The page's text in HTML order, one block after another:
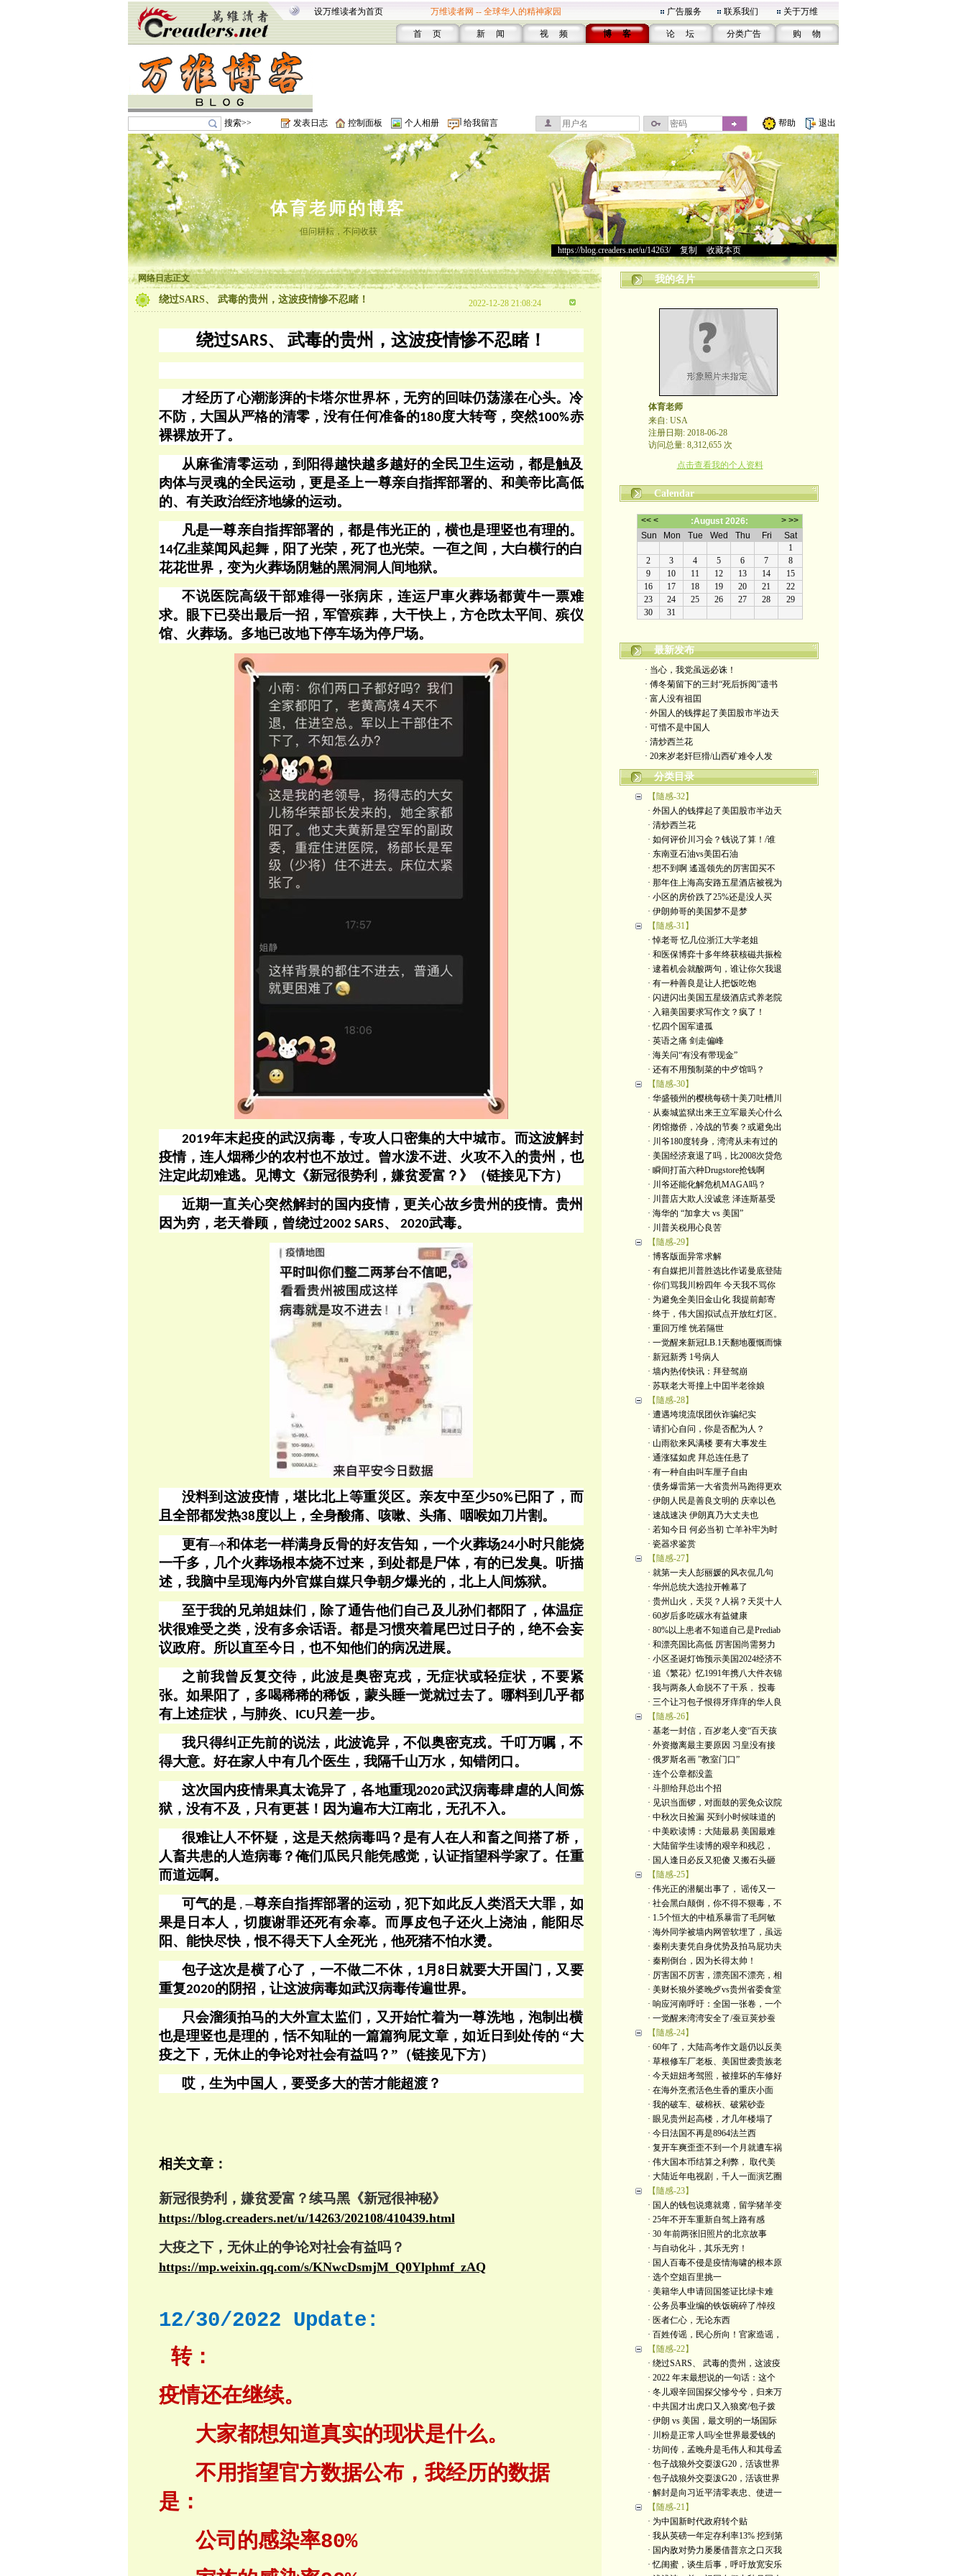
设万维读者为首页 万维读者网 -- 全球华人的精神家园 广告服务 联系我们 关于万维
首 页 新 闻 视 频 博 客 论 坛 分类广告 购 物
搜索>> 发表日志 控制面板 个人相册 给我留言 帮助 退出
体育老师的博客
但问耕耘，不问收获
https://blog.creaders.net/u/14263/> 复制 收藏本页
网络日志正文
绕过SARS、 武毒的贵州，这波疫情惨不忍睹！ 2022-12-28 21:08:24
绕过SARS、 武毒的贵州， 这波疫情惨不忍睹！
才经历了心潮澎湃的卡塔尔世界杯，无穷的回味仍荡漾在心头。冷
不防，大国从严格的清零，没有任何准备的180度大转弯，突然100%赤
裸裸放开了。
从麻雀清零运动，到阳得越快越多越好的全民卫生运动，都是触及
肉体与灵魂的全民运动，更是圣上一尊亲自指挥部署的、和美帝比高低
的、有关政治绖济地缘的运动。
凡是一尊亲自指挥部署的，都是伟光正的，横也是理竖也有理的。
14亿韭菜闻风起舞，阳了光荣，死了也光荣。一亱之间，大白横行的白
花花世界，变为火葬场阴魅的黑洞洞人间地狱。
不说医院高级干部难得一张病床，连运尸車火葬场都黄牛一票难
求。眼下已癸出最后一招，军管殡葬，大干快上，方仓㰝太平间、殡仪
馆、火葬场。多地已改地下停车场为停尸场。
2019年末起疫的武汉病毒，专攻人口密集的大中城市。而这波解封
疫情，连人烟稀少的农村也不放过。曾水泼不进、火攻不入的贵州，也
注定此刧难逃。见博文《新冠很势利，嫌贫爱富？》
（链接见下方）
近期一直关心突然解封的国内疫情，更关心故乡贵州的疫情。贵州
因为穷，老天眷顾，曾绕过2002 SARS、 2020武毒。
没料到这波疫情，堪比北上等重災区。亲友中至少50%已阳了，而
且全部都发热38度以上，全身酸痛、咳嗽、头痛、咽喉如刀片割。
更有一个和体老一样满身反骨的好友告知，一个火葬场24小时只能烧
一千多，几个火葬场根本烧不过来，到处都是尸体，有的已发臭。听描
述，我脑中呈现海内外官媒自媒只争朝夕爆光的，北上人间炼狱。
至于我的兄弟姐妹们，除了通告他们自己及儿孙们都阳了，体温症
状很难受之类，没有多余话语。都是习惯夾着尾巴过日子的，绝不会妄
议政府。所以直至今日，也不知他们的病况进展。
之前我曾反复交待，此波是奥密克戎，无症状或轻症状，不要紧
张。如果阳了，多喝稀稀的稀饭，蒙头睡一觉就过去了。哪料到几乎都
有上述症状，与肺炎、 ICU只差一步。
我只得纠正先前的说法，此波诡异，不似奥密克戎。千叮万嘱，不
得大意。好在家人中有几个医生，我隔千山万水，知错闭口。
这次国内疫情果真太诡异了，各地重现2020武汉病毒肆虐的人间炼
狱，没有不及，只有更甚！因为遍布大江南北，无孔不入。
很难让人不怀疑，这是天然病毒吗？是有人在人和畜之间搭了桥，
人畜共患的人造病毒？俺们瓜民只能凭感觉，认证指望科学家了。任重
而道远啊。
可气的是，一尊亲自指挥部署的运动，犯下如此反人类滔天大罪，如
果是日本人，切腹谢罪还死有余辜。而厚皮包子还火上浇油，能阳尽
阳、能快尽快，恨不得天下人全死光，他死猪不怕水燙。
包子这次是横了心了，一不做二不休， 1 月8 日就要大开国门，又要
重复2020的阴招，让这波病毒如武汉病毒传遍世界。
只会溜须拍马的大外宣太监们，又开始忙着为一尊洗地，泡制出横
也是理竖也是理的，恬不知耻的一篇篇狗屁文章，如近日到处传的 “大
疫之下，无休止的争论对社会有益吗？”（链接见下方）
哎，生为中国人，要受多大的苦才能超渡？
相关文章：
新冠很势利，嫌贫爱富？续马黑《新冠很神秘》
https://blog.creaders.net/u/14263/202108/410439.html
大疫之下，无休止的争论对社会有益吗？
https://mp.weixin.qq.com/s/KNwcDsmjM_Q0Ylphmf_zAQ
12/30/2022 Update:
转：
疫情还在继续。
大家都想知道真实的现状是什么。
不用指望官方数据公布，我经历的数据
是：
公司的感染率80%
我的名片
体育老师
来自: USA
注册日期: 2018-06-28
访问总量: 8,312,655 次
点击查看我的个人资料
Calendar
最新发布
· 当心，我党虽远必诛！
· 傅冬菊留下的三封“死后拆阅”遗书
· 富人没有祖囯
· 外国人的钱撑起了美囯股市半边天
· 可惜不是中国人
· 清炒西兰花
· 20来岁老奸巨猾/山西矿难令人发
分类目录
【隨感-32】
· 外国人的钱撑起了美囯股市半边天
· 清炒西兰花
· 如何评价川习会？钱说了算！/谁
· 东南亚石油vs美囯石油
· 想不到啊 遙遥领先的厉害囯买不
· 那年住上海高安路五星酒店被视为
· 小区的房价跌了25%还是没人买
· 伊朗帅哥的美国梦不是梦
【隨感-31】
· 悼老哥 忆几位浙江大学老姐
· 和医保博弈十多年终获核磁共振检
· 逮着机会就酸两句，谁让你欠我退
· 有一种善良是让人把饭吃饱
· 闪进闪出美国五星级酒店式养老院
· 入籍美国要求写作文？疯了！
· 忆四个国军遣孤
· 英语之痛 剑走偏峰
· 海关问“有没有带现金”
· 还有不用预制菜的中歺馆吗？
【隨感-30】
· 华盛顿州的樱桃每磅十美刀吐槽川
· 从秦城监狱出来王立军最关心什么
· 闭馆撤侨，冷战的节奏？或避免出
· 川爷180度转身，湾湾从未有过的
· 美国经济衰退了吗，比2008次贷危
· 瞬间打苖六种Drugstore抢钱啊
· 川爷还能化解危机MAGA吗？
· 川普店大欺人没诚意 泽连斯基受
· 海华的 “加拿大 vs 美国”
· 川普关税用心良苦
【隨感-29】
· 博客版面异常求解
· 有自媒把川普胜选比作诺曼底登陆
· 你们骂我川粉四年 今天我不骂你
· 为避免全美旧金山化 我提前邮寄
· 终于，伟大国拟试点开放红灯区。
· 重回万维 恍若隔世
· 一觉醒来新冠LB.1天翻地覆慨而慷
· 新冠新秀 1号病人
· 墙内热传快讯：拜登驾崩
· 苏联老大哥撞上中囯半老徐娘
【隨感-28】
· 遭遇垮境流氓团伙诈骗纪实
· 请扪心自问，你是否配为人？
· 山雨欲来风满楼 要有大事发生
· 通涨猛如虎 拜总连任悬了
· 有一种自由叫车厘子自由
· 债务爆雷第一大省贵州马跑得更欢
· 伊朗人民是善良文明的 庆幸以色
· 速战速决 伊朗真乃大丈夫也
· 若知今日 何必当初 亡羊补牢为时
· 瓷器求鉴赏
【隨感-27】
· 就第一夫人彭丽媛的风衣侃几句
· 华州总统大选拉开帷幕了
· 贵州山火，天災？人祸？天災十人
· 60岁后多吃碳水有益健康
· 80%以上患者不知道自己是Prediab
· 和漂亮国比高低 厉害国尚需努力
· 小区圣诞灯饰预示美国2024经济不
· 追《繁花》忆1991年携八大件衣锦
· 我与两条人命脱不了干系， 投毒
· 三个让习包子恨得牙痒痒的华人良
【隨感-26】
· 基老一封信，百岁老人变“百天孩
· 外资撤离最主要原因 习皇没有接
· 俄罗斯名画 ”教室门口”
· 连个公章都没盖
· 斗胆给拜总出个招
· 见识当面锣，对面鼓的罢免众议院
· 中秋次日捡漏 买到小时候味道的
· 中美欧读博：大陆最易 美国最难
· 大陆留学生读博的艰辛和残忍，
· 国人逢日必反又犯傻 又搬石头砸
【隨感-25】
· 伟光正的潜艇出事了， 谣传又一
· 社会黑白颠倒，你不得不狠毒，不
· 1.5个恒大的中植系暴雷了毛阿敏
· 海外同学被墙内网管软埋了，虽远
· 秦刚夫妻凭自身优势及拍马屁功夫
· 秦刚倒台，因为长得太帅！
· 厉害国不厉害，漂亮国不漂亮，相
· 美财长狼外婆晚歺vs贵州省委食堂
· 响应河南呼吁：全国一张卷，一个
· 一觉醒来湾湾安全了/蚕豆荚炒蚕
【隨感-24】
· 60年了，大陆高考作文题仍以反美
· 草根修车厂老板、美国世袭贵族老
· 今天妞妞考驾照，被撞坏的车修好
· 在海外烹煮活色生香的重庆小面
· 我的破车、破棉袄、破紫砂壶
· 眼见贵州起高楼，才几年楼塌了
· 今日法国不再是8964法兰西
· 复开车爽歪歪不到一个月就遭车祸
· 伟大国本币结算之利弊， 取代美
· 大陆近年电视剧，千人一面演艺圈
【隨感-23】
· 国人的钱包说瘪就瘪，留学猪羊变
· 25年不开车重新自驾上路有感
· 30 年前两张旧照片的北京故事
· 与自动化斗，其乐无穷！
· 国人百毒不侵是疫情海啸的根本原
· 选个空姐百里挑一
· 美籍华人申请回国签证比绿卡难
· 公务员事业编的铁饭碗碎了/悼歿
· 医者仁心，无论东西
· 百姓传谣，民心所向！官家造谣，
【随感-22】
· 绕过SARS、 武毒的贵州，这波疫
· 2022 年末最想说的一句话：这个
· 冬儿艰辛回国探父慘兮兮，归来万
· 中共国才出虎口又入狼窝/包子拨
· 伊朗 vs 美国，最文明的一场国际
· 川粉是正常人吗/全世界最爱钱的
· 坊间传，孟晚舟是毛伟人和其母孟
· 包子战狼外交耍泼G20，活该世界
· 包子战狼外交耍泼G20，活该世界
· 解封是向习近平清零表忠、使进一
【随感-21】
· 为中国新时代政府转个贴
· 我从英磅一年定存利率13% 挖到第
· 国内敌对势力屡屡借普京之口灭我
· 忆闺蜜，谈生后事，呼吁放宽安乐